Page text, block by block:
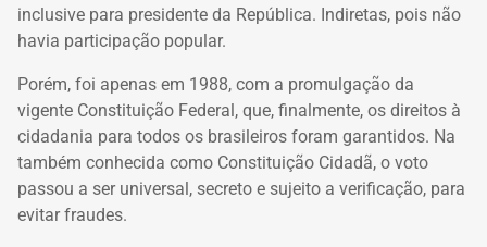
inclusive para presidente da República. Indiretas, pois não
havia participação popular.
Porém, foi apenas em 1988, com a promulgação da
vigente Constituição Federal, que, finalmente, os direitos à
cidadania para todos os brasileiros foram garantidos. Na
também conhecida como Constituição Cidadã, o voto
passou a ser universal, secreto e sujeito a verificação, para
evitar fraudes.